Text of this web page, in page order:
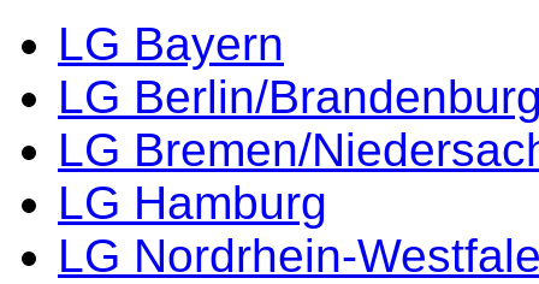
LG Bayern
LG Berlin/
LG Bremen/
LG Hamburg
LG Nordrhein-